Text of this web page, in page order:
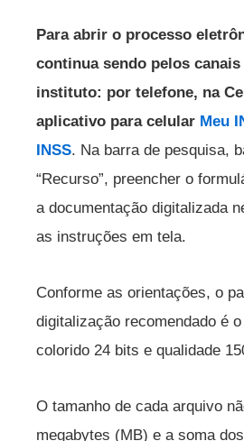
Para abrir o processo
continua sendo pelos
instituto: por telefone, na
aplicativo para celular Meu
INSS. Na barra de pesquisa,
“Recurso”, preencher o
a documentação digitalizada
as instruções em tela.
Conforme as orientações, o
digitalização recomendado é
colorido 24 bits e qualidade
O tamanho de cada arquivo
megabytes (MB) e a soma